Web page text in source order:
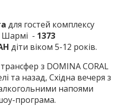
для гостей комплексу
Шармі - 1373
діти віком 5-12 років.
трансфер з DOMINA CORAL
та назад, Східна вечеря з
напоями
програма.